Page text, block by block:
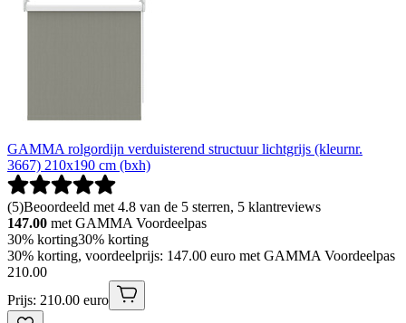
GAMMA rolgordijn verduisterend structuur lichtgrijs (kleurnr.
3667) 210x190 cm (bxh)
(5)Beoordeeld met 4.8 van de 5 sterren, 5 klantreviews
147.00 met GAMMA Voordeelpas
30% korting30% korting
30% korting, voordeelprijs: 147.00 euro met GAMMA Voordeelpas
210.00
Prijs: 210.00 euro